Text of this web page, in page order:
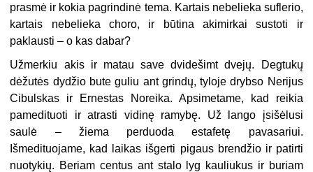
prasmė ir kokia pagrindinė tema. Kartais nebelieka suflerio,
kartais nebelieka choro, ir būtina akimirkai sustoti ir
paklausti – o kas dabar?
Užmerkiu akis ir matau save dvidešimt dvejų. Degtukų
dėžutės dydžio bute guliu ant grindų, tyloje drybso Nerijus
Cibulskas ir Ernestas Noreika. Apsimetame, kad reikia
pamedituoti ir atrasti vidinę ramybę. Už lango įsišėlusi
saulė – žiema perduoda estafetę pavasariui.
Išmedituojame, kad laikas išgerti pigaus brendžio ir patirti
nuotykių. Beriam centus ant stalo lyg kauliukus ir buriam